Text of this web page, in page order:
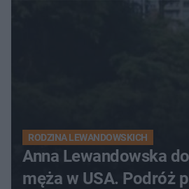
RODZINA LEWANDOWSKICH
Anna Lewandowska
męża w USA. Podróż